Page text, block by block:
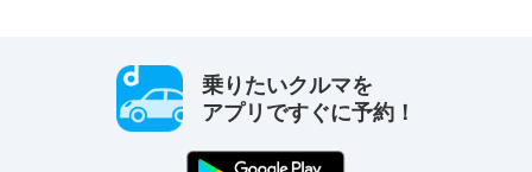
乗りたいクルマを
アプリですぐに予約！